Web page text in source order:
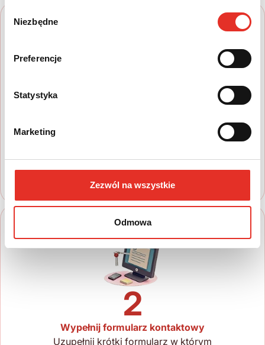
Wybór
zgody
Niezbędne
Preferencje
Statystyka
Marketing
Zezwól na wszystkie
Odmowa
Zapoznaj się z nasza ofertą, aby wybrać
oczekiwania
2
Wypełnij formularz kontaktowy
Uzupełnij krótki formularz w którym